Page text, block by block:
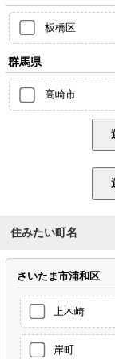
板橋区
群馬県
高崎市
住みたい町名
さいたま市浦和区
上木崎
岸町